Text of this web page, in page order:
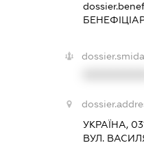
УКРАЇНА,
ВУЛ.